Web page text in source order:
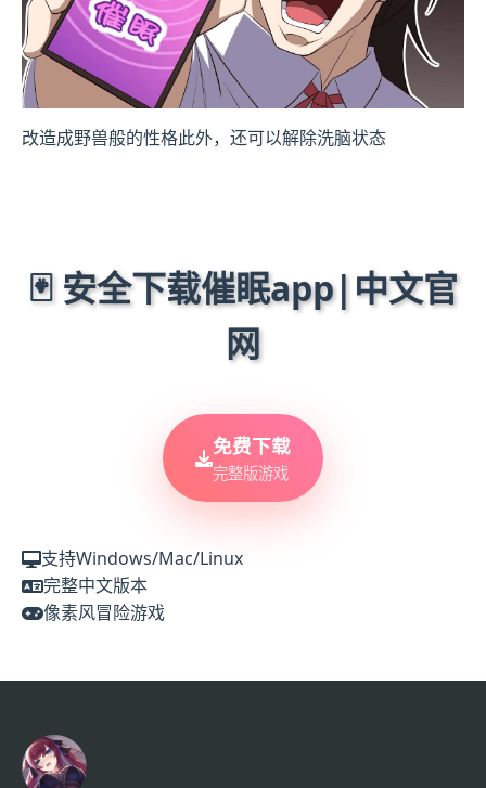
改造成野兽般的性格此外，还可以解除洗脑状态
🃏 安全下载催眠app|中文官
网
免费下载
完整版游戏
支持Windows/Mac/Linux
完整中文版本
像素风冒险游戏